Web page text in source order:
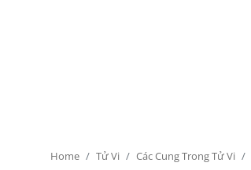
Home Tử Vi Các Cung Trong Tử Vi